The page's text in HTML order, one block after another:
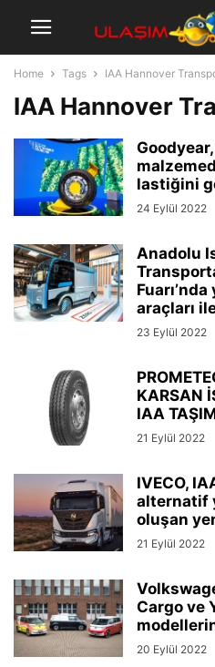
Home Tags IAA Hannover
IAA Hannover
lastiğini
24 Eylül 2022
Anadolu
araçları
23 Eylül 2022
KARSAN
IAA
21 Eylül 2022
IVECO,
alternatif
oluşan
21 Eylül 2022
Cargo ve
20 Eylül 2022